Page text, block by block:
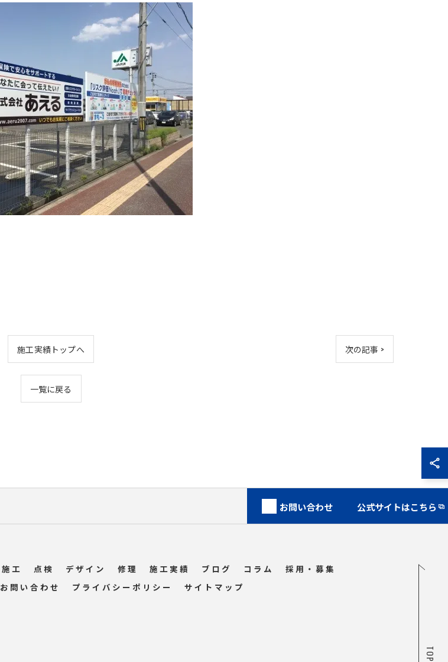
施工実績トップへ 次の記事 >
一覧に戻る
お問い合わせ 公式サイトはこちら
施工 点検 デザイン 修理 施工実績 ブログ コラム
採用・募集
お問い合わせ プライバシーポリシー サイトマップ